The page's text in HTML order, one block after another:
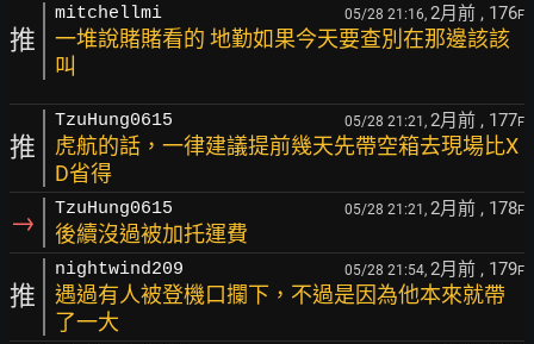
推
mitchellmi 05/28 21:16, 2月前 , 176F
一堆說賭賭看的 地勤如果今天要查別在那邊該該
叫
推
TzuHung0615 05/28 21:21, 2月前 , 177F
虎航的話，一律建議提前幾天先帶空箱去現場比X
D省得
→ TzuHung0615 05/28 21:21, 2月前 , 178F
後續沒過被加托運費
推
nightwind209 05/28 21:54, 2月前 , 179F
遇過有人被登機口攔下，不過是因為他本來就帶
了一大